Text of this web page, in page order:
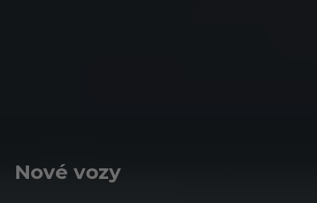
Nové vozy